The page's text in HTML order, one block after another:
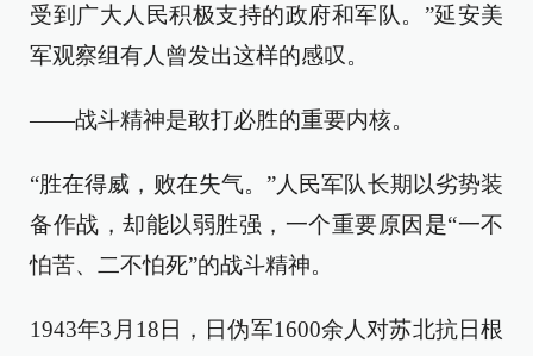
受到广大人民积极支持的政府和军队。”延安美
军观察组有人曾发出这样的感叹。
——战斗精神是敢打必胜的重要内核。
“胜在得威，败在失气。”人民军队长期以劣势装
备作战，却能以弱胜强，一个重要原因是“一不
怕苦、二不怕死”的战斗精神。
1943年3月18日，日伪军1600余人对苏北抗日根